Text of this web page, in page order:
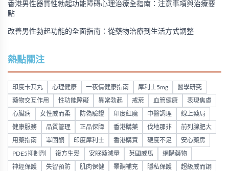
香港男性器質性勃起功能障碍心理治療全指南：注意事項與治療要
點
改善男性勃起功能的全面指南：從藥物治療到生活方式調整
熱點關注
印度卡其丸 心理健康 一夜情健康指南 犀利士5mg 醫學研究
藥物交互作用 性功能障礙 異常勃起 戒菸 血管健康 表現焦慮
心臟病 女性威而柔 防偽驗證 印度紅魔 中醫調理 線上藥局
健康服務 品質管理 正品保障 香港購藥 伐地那非 前列腺肥大
用藥指南 睪固酮 印度犀利士 香港購買 硬度不足 安心藥房
PDE5抑制劑 複方生髮 安眠藥減量 英國威馬 網購藥物
神經保護 失智預防 肌肉保健 睪酮補充 隱私保護 超級威而鋼